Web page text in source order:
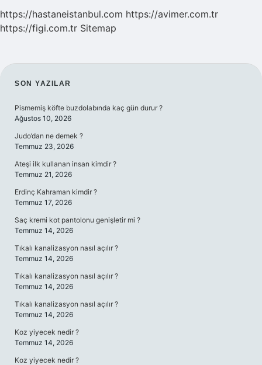
https://hastaneistanbul.com https://avimer.com.tr
https://figi.com.tr Sitemap
SIDEBAR
SON YAZILAR
Pismemiş köfte buzdolabında kaç gün durur ?
Ağustos 10, 2026
Judo’dan ne demek ?
Temmuz 23, 2026
Ateşi ilk kullanan insan kimdir ?
Temmuz 21, 2026
Erdinç Kahraman kimdir ?
Temmuz 17, 2026
Saç kremi kot pantolonu genişletir mi ?
Temmuz 14, 2026
Tıkalı kanalizasyon nasıl açılır ?
Temmuz 14, 2026
Tıkalı kanalizasyon nasıl açılır ?
Temmuz 14, 2026
Tıkalı kanalizasyon nasıl açılır ?
Temmuz 14, 2026
Koz yiyecek nedir ?
Temmuz 14, 2026
Koz yiyecek nedir ?